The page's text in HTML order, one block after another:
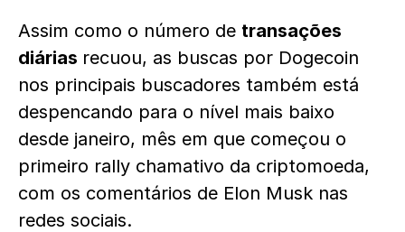
Assim como o número de transações
diárias recuou, as buscas por Dogecoin
nos principais buscadores também está
despencando para o nível mais baixo
desde janeiro, mês em que começou o
primeiro rally chamativo da criptomoeda,
com os comentários de Elon Musk nas
redes sociais.